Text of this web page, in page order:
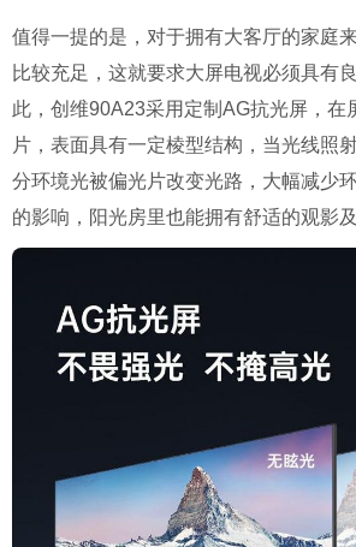
值得一提的是，对于拥有大客厅的家庭
比较充足，这就要求大屏电视必须具有
此，创维90A23采用定制AG抗光屏，在
片，表面具有一定棱型结构，当光线照
分环境光被偏光片改变光路，大幅减少
的影响，阳光房里也能拥有舒适的观影及